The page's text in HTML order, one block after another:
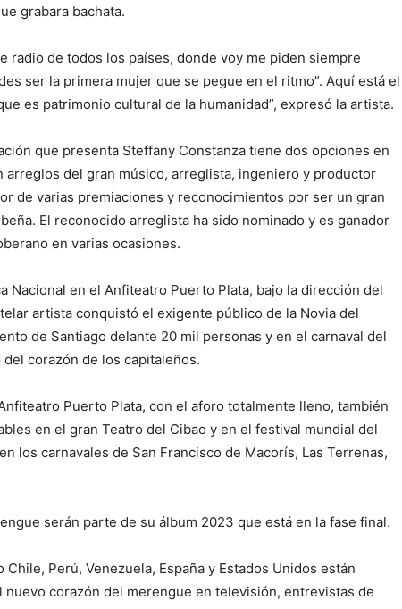
grabara bachata.
radio de todos los países, donde voy me piden siempre
ser la primera mujer que se pegue en el ritmo”. Aquí está el
es patrimonio cultural de la humanidad”, expresó la artista.
que presenta Steffany Constanza tiene dos opciones en
arreglos del gran músico, arreglista, ingeniero y productor
de varias premiaciones y reconocimientos por ser un gran
El reconocido arreglista ha sido nominado y es ganador
en varias ocasiones.
Nacional en el Anfiteatro Puerto Plata, bajo la dirección del
artista conquistó el exigente público de la Novia del
de Santiago delante 20 mil personas y en el carnaval del
corazón de los capitaleños.
Puerto Plata, con el aforo totalmente lleno, también
en el gran Teatro del Cibao y en el festival mundial del
los carnavales de San Francisco de Macorís, Las Terrenas,
serán parte de su álbum 2023 que está en la fase final.
Perú, Venezuela, España y Estados Unidos están
corazón del merengue en televisión, entrevistas de